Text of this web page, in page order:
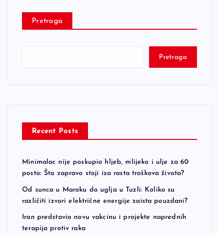
Pretraga
Pretraga
Recent Posts
Minimalac nije poskupio hljeb, mlijeko i ulje za 60
posto: Šta zapravo stoji iza rasta troškova života?
Od sunca u Maroku do uglja u Tuzli: Koliko su
različiti izvori električne energije zaista pouzdani?
Iran predstavio novu vakcinu i projekte naprednih
terapija protiv raka